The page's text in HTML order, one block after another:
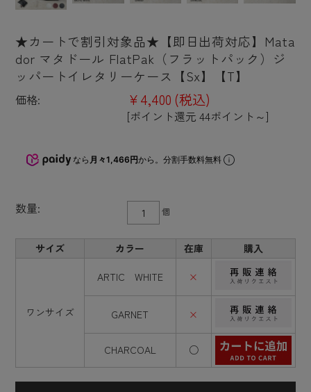
★カートで割引対象品★【即日出荷対応】Mata
dor マタドール FlatPak（フラットパック）ジ
ッパートイレタリーケース【Sx】【T】
価格: ¥4,400 (税込)
[ポイント還元 44ポイント～]
なら 月々1,466円から。分割手数料無料
数量: 個
サイズ カラー 在庫 購入
ワンサイズ
ARTIC WHITE ×
GARNET ×
CHARCOAL ○